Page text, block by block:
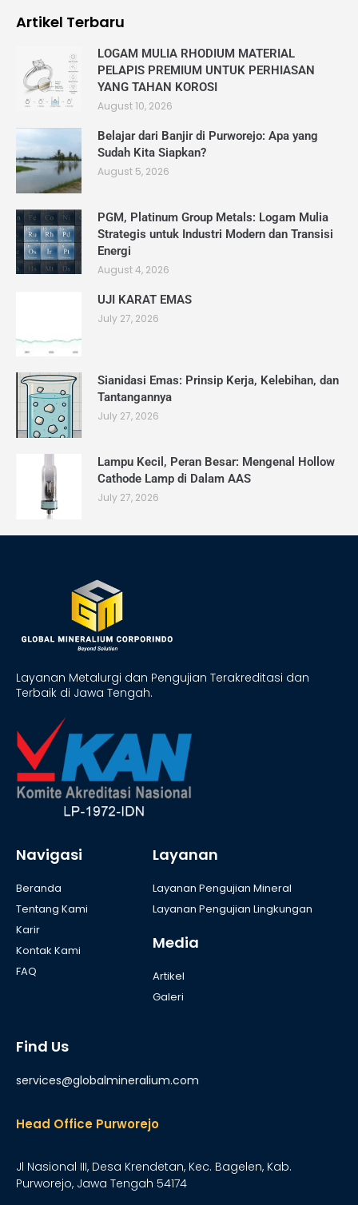
Artikel Terbaru
LOGAM MULIA RHODIUM MATERIAL
PELAPIS PREMIUM UNTUK PERHIASAN
YANG TAHAN KOROSI
August 10, 2026
Belajar dari Banjir di Purworejo: Apa yang
Sudah Kita Siapkan?
August 5, 2026
PGM, Platinum Group Metals: Logam Mulia
Strategis untuk Industri Modern dan Transisi
Energi
August 4, 2026
UJI KARAT EMAS
July 27, 2026
Sianidasi Emas: Prinsip Kerja, Kelebihan, dan
Tantangannya
July 27, 2026
Lampu Kecil, Peran Besar: Mengenal Hollow
Cathode Lamp di Dalam AAS
July 27, 2026
Layanan Metalurgi dan Pengujian Terakreditasi dan
Terbaik di Jawa Tengah.
Navigasi
Beranda
Tentang Kami
Karir
Kontak Kami
FAQ
Layanan
Layanan Pengujian Mineral
Layanan Pengujian Lingkungan
Media
Artikel
Galeri
Find Us
services@globalmineralium.com
Head Office Purworejo
Jl Nasional III, Desa Krendetan, Kec. Bagelen, Kab.
Purworejo, Jawa Tengah 54174